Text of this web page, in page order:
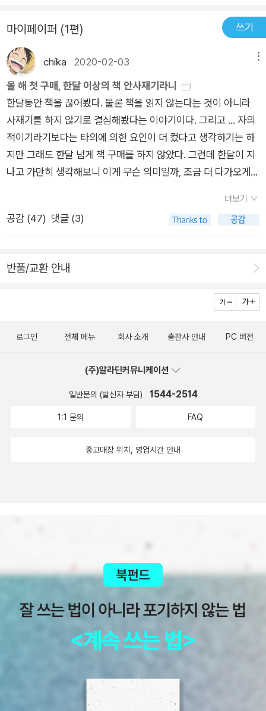
소설 전통에 영향을 받은 그는 첫 소설의 소재로 요크셔 리퍼 살
인사건을 택한다. 희대의 연쇄살인마 잭 더 리퍼에서 따와 언론에
서 이름 붙인 요크셔 리퍼는 거리의 여자들을 잔인하게 죽이고 범
행을 과시하듯 신문사에 편지를 보냈다. 피해자들과 그 주변인은
말할 것도 없고 지역주민 수십만 명이 사건의 직접적인 영향을 받
았다. 경찰의 광범위한 수사로 당시 사건과 관련해 사연 하나쯤
없는 사람이 없을 정도였다. 데이비드 피스는 팩트와 픽션을 뒤섞
는 방식의 작품을 통해 그 시절 고향에 드리웠던 어두웠던 그림자
를, 평범한 사람들의 고통과 상처를 들여다보고자 했다. 픽션은
주며 그들이 살아가는 시대를 반영하는 것이 무엇인지 확인하는
가장 완벽한 형식으로 보인다. 데이비드 피스 살인과 폭력, 부패
와 공모로 얼룩진 1974년의 요크셔 여기가 암흑과 혼돈의 지옥
리스마스를 앞둔 요크셔, 열 살 클레어가 하굣길에 실종된다. 수
운데, 〈요크셔 포스트〉의 기자 에디 역시 사건 취재에 투입된다.
아버지의 죽음으로 정신적 충격에 시달리는 한편, 전국지에 실릴
제사건들에서 연관성을 발견하고 피해 가족들을 취재하면서도
머릿속은 온통 특종을 따낼 생각뿐이다. 결국 실종 아동의 끔찍한
잭 화이트헤드에게 사건을 맡기면서 에디의 불안과 조바심은 극
중이던 선배 기자 배리가 의문의 차사고로 사망하고, 한 남자가
서 그 자신이 경찰서로 끌려간다…… 소설은 마지막까지 무엇도
명확하게 설명하지 않는다. 독자들은 그저 지옥 같았던 요크셔의
과거를, 부패의 근원을 그저 들여다볼 수 있을 뿐이다.
마이페이퍼 (1편) 쓰기
chika 2020-02-03
올 해 첫 구매, 한달 이상의 책 안사재기라니
한달동안 책을 끊어봤다. 물론 책을 읽지 않는다는 것이 아니라
사재기를 하지 않기로 결심해봤다는 이야기이다. 그리고 ... 자의
적이기라기보다는 타의에 의한 요인이 더 컸다고 생각하기는 하
지만 그래도 한달 넘게 책 구매를 하지 않았다. 그런데 한달이 지
나고 가만히 생각해보니 이게 무슨 의미일까, 조금 더 다가오게
면 내가 무슨 책을 사려고 했더라? 하게 되는 책도 있고, 1년이 지
나면 이 책은 어떤 내용인데 내가 구입하려고 장바구니에 덜컥 담
해 지지난해 또지지지난해...거슬러 올라가며 내가 쓴 페이퍼까지
보여주면서 수많은 책들을 보여주고 있어서 언젠가는 사고말겠
어, 같은 심정으로 책을 들여다보고 있으니 그리 큰 의미가 없달
게 될수도 있기는 하구나.아무튼 그러고 있다. 하지만 주말에 급
서 주문을 하지 않을수가 없어. 무려 삼천원이나 주는데다가 거기
에는 적립금과 포인트가 좀 쌓여있는관계로다가. 뭐. 그렇다고.
고 있어서 읽으려고 하는 책들.점심 먹고 열심히 땀까지 흘려가며
똥 이야기가 나오니 눈길을 확 사로잡는다. 그리고 또 에코사이
드.
더보기
공감 (47) 댓글 (3)
반품/교환 안내
로그인 전체 메뉴 회사 소개 출판사 안내 PC 버전
(주)알라딘커뮤니케이션
일반문의 (발신자 부담) 1544-2514
1:1 문의 FAQ
중고매장 위치, 영업시간 안내